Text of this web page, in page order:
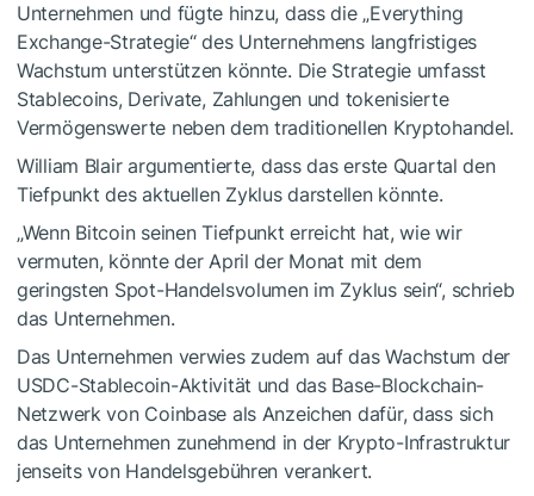
Unternehmen und fügte hinzu, dass die „Everything
Exchange-Strategie“ des Unternehmens langfristiges
Wachstum unterstützen könnte. Die Strategie umfasst
Stablecoins, Derivate, Zahlungen und tokenisierte
Vermögenswerte neben dem traditionellen Kryptohandel.
William Blair argumentierte, dass das erste Quartal den
Tiefpunkt des aktuellen Zyklus darstellen könnte.
„Wenn Bitcoin seinen Tiefpunkt erreicht hat, wie wir
vermuten, könnte der April der Monat mit dem
geringsten Spot-Handelsvolumen im Zyklus sein“, schrieb
das Unternehmen.
Das Unternehmen verwies zudem auf das Wachstum der
USDC-Stablecoin-Aktivität und das Base-Blockchain-
Netzwerk von Coinbase als Anzeichen dafür, dass sich
das Unternehmen zunehmend in der Krypto-Infrastruktur
jenseits von Handelsgebühren verankert.